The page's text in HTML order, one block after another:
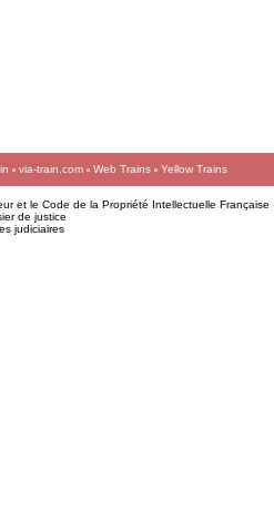
via-train.com Web Trains
Yellow Trains
et le Code de la Propriété Intellectuelle Française
de justice
judiciaires